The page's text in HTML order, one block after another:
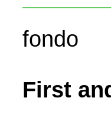
fondo
First